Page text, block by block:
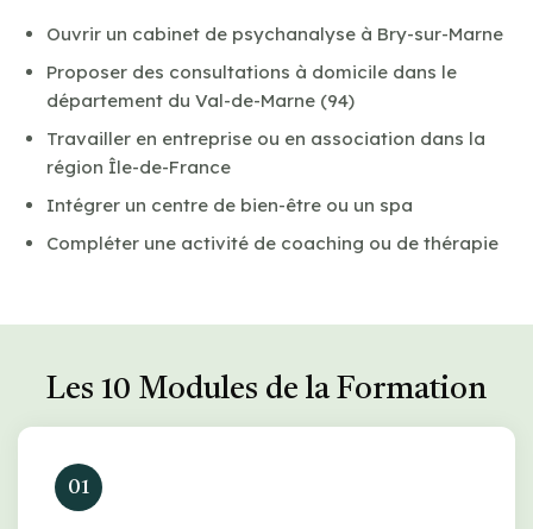
Ouvrir un cabinet de psychanalyse à Bry-sur-Marne
Proposer des consultations à domicile dans le
département du Val-de-Marne (94)
Travailler en entreprise ou en association dans la
région Île-de-France
Intégrer un centre de bien-être ou un spa
Compléter une activité de coaching ou de thérapie
Les 10 Modules de la Formation
01